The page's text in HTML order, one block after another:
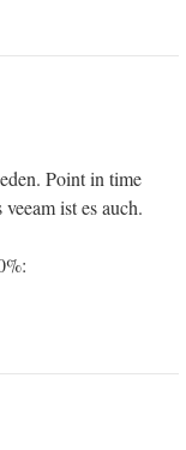
Point in time
ist es auch.